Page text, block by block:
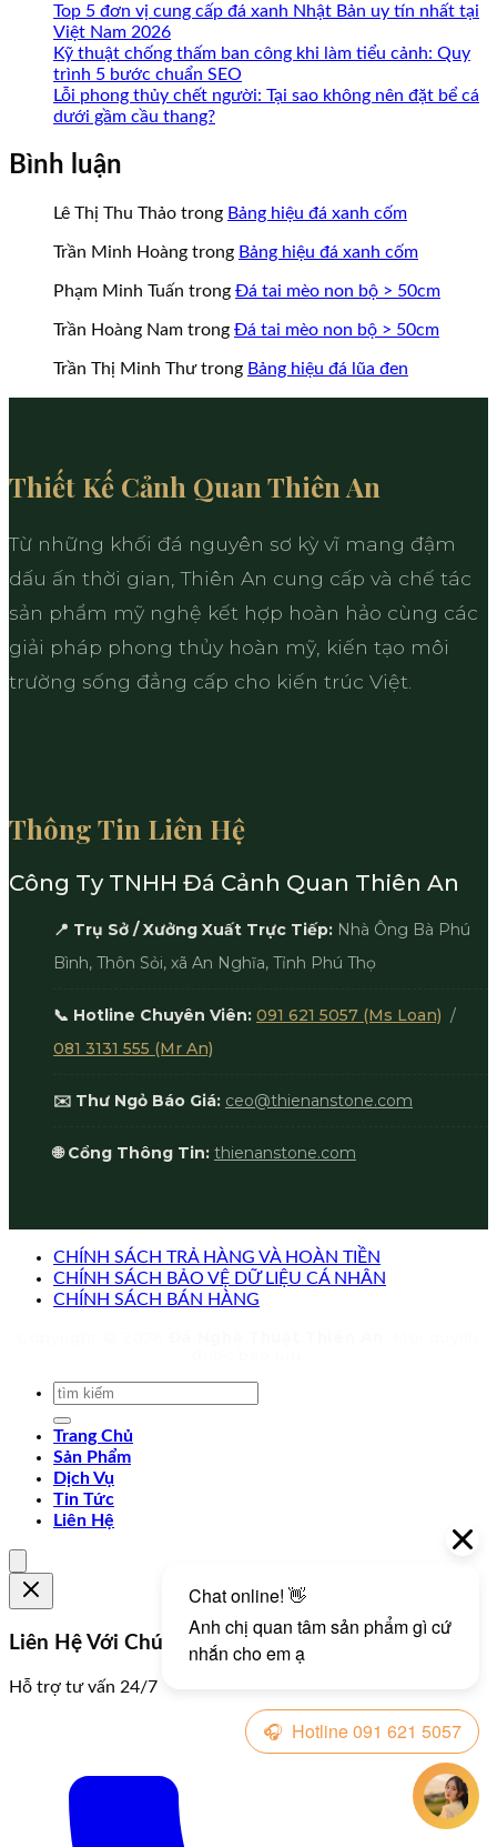
Top 5 đơn vị cung cấp đá xanh Nhật Bản uy tín nhất tại
Việt Nam 2026
Kỹ thuật chống thấm ban công khi làm tiểu cảnh: Quy
trình 5 bước chuẩn SEO
Lỗi phong thủy chết người: Tại sao không nên đặt bể cá
dưới gầm cầu thang?
Bình luận
Lê Thị Thu Thảo trong Bảng hiệu đá xanh cốm
Trần Minh Hoàng trong Bảng hiệu đá xanh cốm
Phạm Minh Tuấn trong Đá tai mèo non bộ > 50cm
Trần Hoàng Nam trong Đá tai mèo non bộ > 50cm
Trần Thị Minh Thưtrong Bảng hiệu đá lũa đen
Thiết Kế Cảnh Quan Thiên An
Từ những khối đá nguyên sơ kỳ vĩ mang đậm
dấu ấn thời gian, Thiên An cung cấp và chế tác
sản phẩm mỹ nghệ kết hợp hoàn hảo cùng các
giải pháp phong thủy hoàn mỹ, kiến tạo môi
trường sống đẳng cấp cho kiến trúc Việt.
Thông Tin Liên Hệ
Công Ty TNHH Đá Cảnh Quan Thiên An
📍 Trụ Sở / Xưởng Xuất Trực Tiếp: Nhà Ông Bà Phú
Bình, Thôn Sỏi, xã An Nghĩa, Tỉnh Phú Thọ
📞 Hotline Chuyên Viên: 091 621 5057 (Ms Loan) /
081 3131 555 (Mr An)
✉️ Thư Ngỏ Báo Giá: ceo@thienanstone.com
🌐 Cổng Thông Tin: thienanstone.com
CHÍNH SÁCH TRẢ HÀNG VÀ HOÀN TIỀN
CHÍNH SÁCH BẢO VỆ DỮ LIỆU CÁ NHÂN
CHÍNH SÁCH BÁN HÀNG
Trang Chủ
Sản Phẩm
Dịch Vụ
Tin Tức
Liên Hệ
Liên Hệ Với Chúng Tôi
Hỗ trợ tư vấn 24/7